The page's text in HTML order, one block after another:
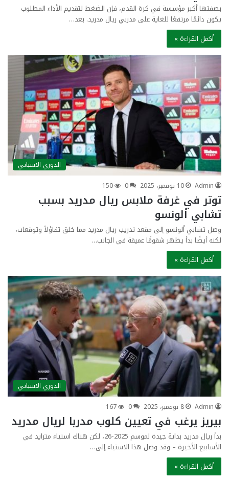
بصفتها أكبر مؤسسة في كرة القدم، فإن الضغط لتقديم الأداء المطلوب
يكون دائمًا مرتفعًا للغاية على مدربي ريال مدريد. بعد…
أكمل القراءة »
الدوري الاسباني
Admin
10 نوفمبر، 2025 0
150
توتر في غرفة ملابس ريال مدريد بسبب
تشابي ألونسو
وصل تشابي ألونسو إلى مقعد تدريب ريال مدريد مما خلق تفاؤلاً وتوقعات،
لكنه أيضًا بدأ يظهر شقوقًا عميقة في الجانب…
أكمل القراءة »
الدوري الاسباني
Admin
8 نوفمبر، 2025 0
167
بيريز يرغب في تعيين كلوب مدربا لريال مدريد
بدأ ريال مدريد بداية جيدة لموسم 2025-26، لكن هناك استياء متزايد في
الأسابيع الأخيرة – وقد وصل هذا الاستياء إلى…
أكمل القراءة »